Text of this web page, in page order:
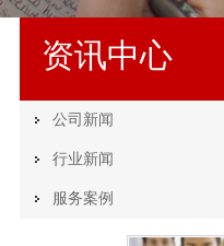
资讯中心
公司新闻
行业新闻
服务案例